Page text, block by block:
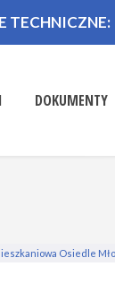
TECHNICZNE:
DOKUMENTY
Osiedle